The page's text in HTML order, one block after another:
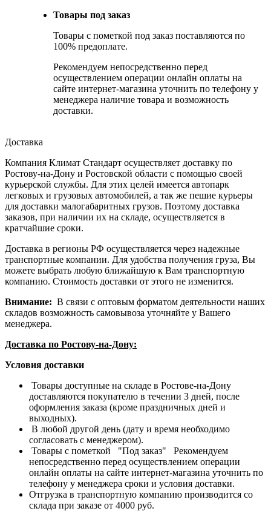
Товары под заказ
Товары с пометкой под заказ поставляются по
100% предоплате.
Рекомендуем непосредственно перед
осуществлением операции онлайн оплаты на
сайте интернет-магазина уточнить по телефону у
менеджера наличие товара и возможность
доставки.
Доставка
Компания Климат Стандарт осуществляет доставку по
Ростову-на-Дону и Ростовской области с помощью своей
курьерской службы. Для этих целей имеется автопарк
легковых и грузовых автомобилей, а так же пешие курьеры
для доставки малогабаритных грузов. Поэтому доставка
заказов, при наличии их на складе, осуществляется в
кратчайшие сроки.
Доставка в регионы РФ осуществляется через надежные
транспортные компании. Для удобства получения груза, Вы
можете выбрать любую ближайшую к Вам транспортную
компанию. Стоимость доставки от этого не изменится.
Внимание: В связи с оптовым форматом деятельности наших
складов возможность самовывоза уточняйте у Вашего
менеджера.
Доставка по Ростову-на-Дону:
Условия доставки
Товары доступные на складе в Ростове-на-Дону
доставляются покупателю в течении 3 дней, после
оформления заказа (кроме праздничных дней и
выходных).
В любой другой день (дату и время необходимо
согласовать с менеджером).
Товары с пометкой "Под заказ" Рекомендуем
непосредственно перед осуществлением операции
онлайн оплаты на сайте интернет-магазина уточнить по
телефону у менеджера сроки и условия доставки.
Отгрузка в транспортную компанию производится со
склада при заказе от 4000 руб.